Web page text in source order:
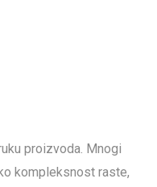
proizvoda. Mnogi
kompleksnost raste,